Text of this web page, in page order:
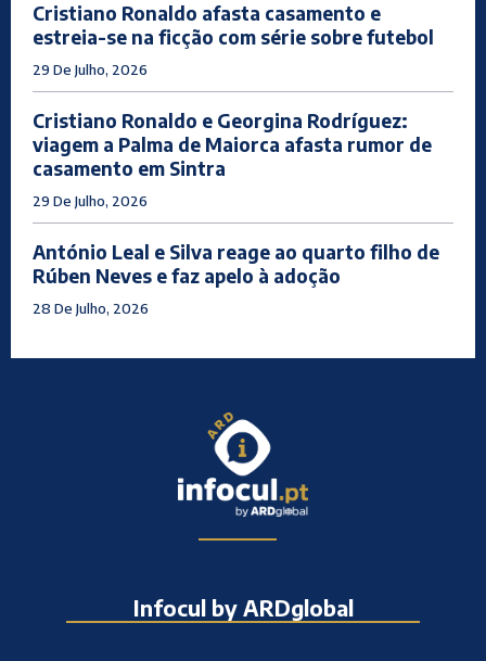
Cristiano Ronaldo afasta casamento e
estreia-se na ficção com série sobre futebol
29 De Julho, 2026
Cristiano Ronaldo e Georgina Rodríguez:
viagem a Palma de Maiorca afasta rumor de
casamento em Sintra
29 De Julho, 2026
António Leal e Silva reage ao quarto filho de
Rúben Neves e faz apelo à adoção
28 De Julho, 2026
Infocul by ARDglobal